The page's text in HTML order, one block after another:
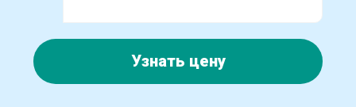
Узнать цену